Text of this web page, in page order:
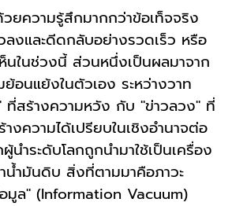
ยความรู้สึกมากกว่าข้อเท็จจริง
ลงและดีดกลับอย่างรวดเร็ว หรือ
นในช่วงนี้ ส่วนหนึ่งเป็นผลมาจาก
อนแย้งในตัวเอง ระหว่างวาท
สร้างความหวัง กับ "ข่าวลวง" ที่
งความได้เปรียบในเชิงอำนาจต่อ
นำระดับโลกถูกนำมาใช้เป็นเครื่อง
น้ำมันดิบ สิ่งที่ตามมาคือภาวะ
ล" (Information Vacuum)